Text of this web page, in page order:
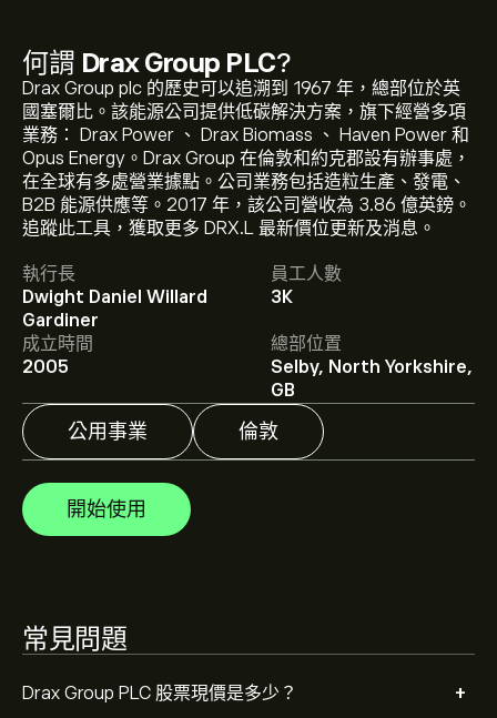
何謂 Drax Group PLC?
Drax Group plc 的歷史可以追溯到 1967 年，總部位於英
國塞爾比。該能源公司提供低碳解決方案，旗下經營多項
業務： Drax Power 、 Drax Biomass 、 Haven Power 和
Opus Energy。Drax Group 在倫敦和約克郡設有辦事處，
在全球有多處營業據點。公司業務包括造粒生產、發電、
B2B 能源供應等。2017 年，該公司營收為 3.86 億英鎊。
追蹤此工具，獲取更多 DRX.L 最新價位更新及消息。
執行長
Dwight Daniel Willard
Gardiner
員工人數
3K
成立時間
2005
總部位置
Selby, North Yorkshire,
GB
公用事業 倫敦
開始使用
常見問題
Drax Group PLC 股票現價是多少？ +
DRX.L 現價為719.0000‎p‎。
Drax Group PLC 的平均目標價為 719.0000‎p‎。
eToro 以取得詳細的分析師預測及目標價格。
分析師根據市場趨勢、財務報告和預期增長對Drax Group
PLC的預測。查看最新預測以了解未來價格走勢。
Drax Group PLC 的市值是 2.42B‎p‎ 美元
根據 5 位分析師在過去三個月對 DRX.L 的建議，整體共識